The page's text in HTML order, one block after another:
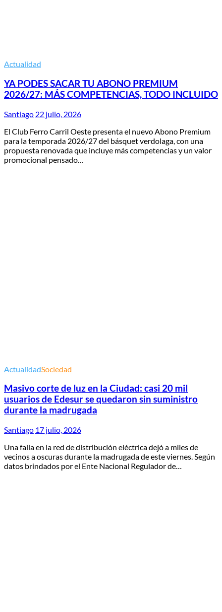
Actualidad
YA PODES SACAR TU ABONO PREMIUM
2026/27: MÁS COMPETENCIAS, TODO INCLUIDO
Santiago 22 julio, 2026
El Club Ferro Carril Oeste presenta el nuevo Abono Premium
para la temporada 2026/27 del básquet verdolaga, con una
propuesta renovada que incluye más competencias y un valor
promocional pensado…
ActualidadSociedad
Masivo corte de luz en la Ciudad: casi 20 mil
usuarios de Edesur se quedaron sin suministro
durante la madrugada
Santiago 17 julio, 2026
Una falla en la red de distribución eléctrica dejó a miles de
vecinos a oscuras durante la madrugada de este viernes. Según
datos brindados por el Ente Nacional Regulador de…